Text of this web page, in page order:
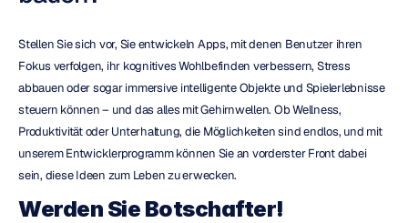
Stellen Sie sich vor, Sie entwickeln Apps, mit denen Benutzer ihren
Fokus verfolgen, ihr kognitives Wohlbefinden verbessern, Stress
abbauen oder sogar immersive intelligente Objekte und Spielerlebnisse
steuern können – und das alles mit Gehirnwellen. Ob Wellness,
Produktivität oder Unterhaltung, die Möglichkeiten sind endlos, und mit
unserem Entwicklerprogramm können Sie an vorderster Front dabei
sein, diese Ideen zum Leben zu erwecken.
Werden Sie Botschafter!